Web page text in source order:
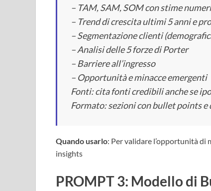
– TAM, SAM, SOM con stime
– Trend di crescita ultimi 5 anni e
– Segmentazione clienti
– Analisi delle 5 forze di Porter
– Barriere all’ingresso
– Opportunità e minacce emergenti
Fonti: cita fonti credibili anche se
Formato: sezioni con bullet points
Quando usarlo: Per validare l’opportunità di
insights
PROMPT 3: Modello di